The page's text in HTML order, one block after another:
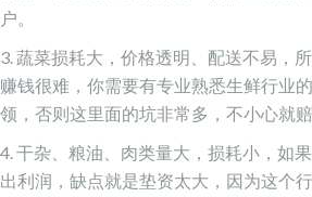
户。
3. 蔬菜损耗大，价格透明、配送不易，
赚钱很难，你需要有专业熟悉生鲜行业
领，否则这里面的坑非常多，不小心就赔
4. 干杂、粮油、肉类量大，损耗小，如
出利润，缺点就是垫资太大，因为这个